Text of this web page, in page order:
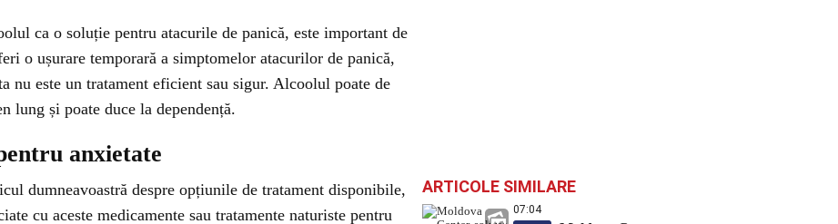
ca o soluție pentru atacurile de panică, este important de
o ușurare temporară a simptomelor atacurilor de panică,
nu este un tratament eficient sau sigur. Alcoolul poate de
lung și poate duce la dependență.
anxietate
dumneavoastră despre opțiunile de tratament disponibile,
cu aceste medicamente sau tratamente naturiste pentru
ARTICOLE SIMILARE
07:04